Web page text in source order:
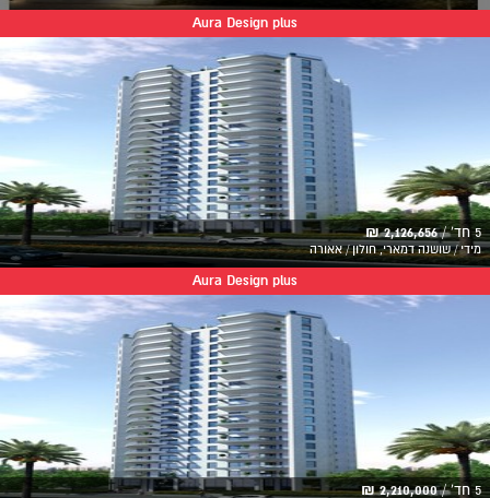
Aura Design plus
5 חד' / 2,126,656 ₪
מידי / שושנה דמארי, חולון / אאורה
Aura Design plus
5 חד' / 2,210,000 ₪